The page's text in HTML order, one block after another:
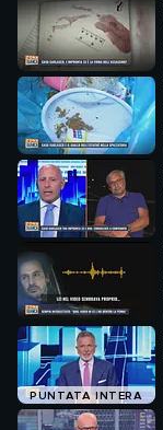
PUNTATA INTERA